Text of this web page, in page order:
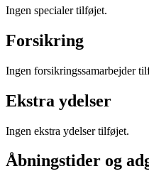
Ingen specialer tilføjet.
Forsikring
Ingen forsikringssamarbejder
Ekstra ydelser
Ingen ekstra ydelser tilføjet.
Åbningstider og